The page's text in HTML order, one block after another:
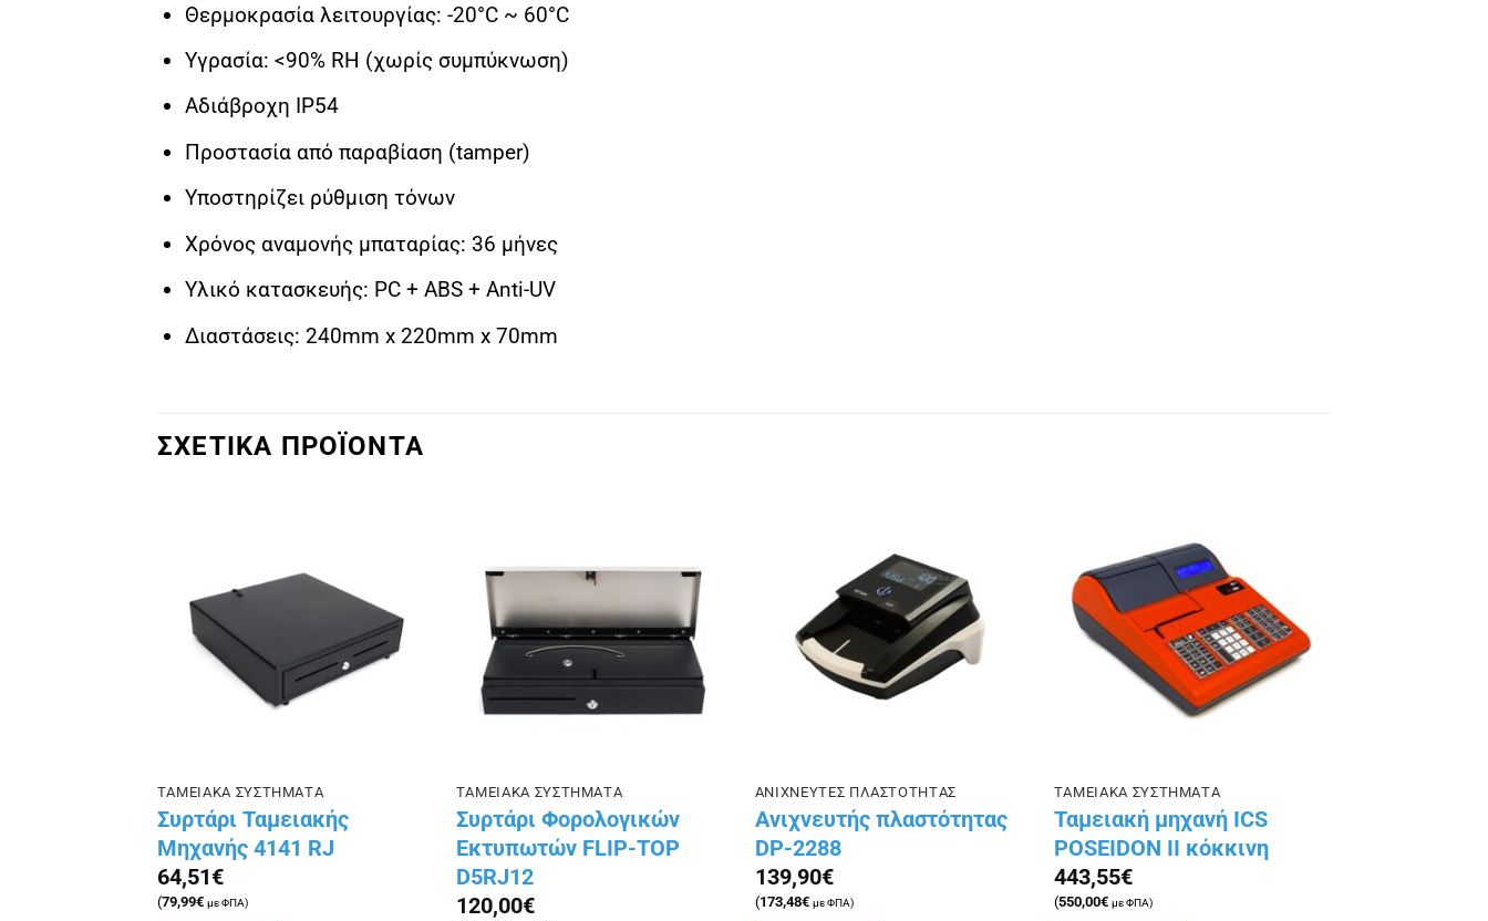
Θερμοκρασία λειτουργίας: -20°C ~ 60°C
Υγρασία: <90% RH (χωρίς συμπύκνωση)
Αδιάβροχη IP54
Προστασία από παραβίαση (tamper)
Υποστηρίζει ρύθμιση τόνων
Χρόνος αναμονής μπαταρίας: 36 μήνες
Υλικό κατασκευής: PC + ABS + Anti-UV
Διαστάσεις: 240mm x 220mm x 70mm
ΣΧΕΤΙΚΑ ΠΡΟΪΟΝΤΑ
επιθυμιών
ΤΑΜΕΙΑΚΑ ΣΥΣΤΗΜΑΤΑ
Συρτάρι Ταμειακής
Μηχανής 4141 RJ
64,51€
(79,99€ με ΦΠΑ)
Πρόσθήκη
στην λίστα
επιθυμιών
ΤΑΜΕΙΑΚΑ ΣΥΣΤΗΜΑΤΑ
Συρτάρι Φορολογικών
Εκτυπωτών FLIP-TOP
D5RJ12
120,00€
στην λίστα
επιθυμιών
ΑΝΙΧΝΕΥΤΕΣ ΠΛΑΣΤΟΤΗΤΑΣ
Ανιχνευτής πλαστότητας
DP-2288
139,90€
(173,48€ με ΦΠΑ)
στην λίστα
επιθυμιών
ΤΑΜΕΙΑΚΑ ΣΥΣΤΗΜΑΤΑ
Ταμειακή μηχανή ICS
POSEIDON II κόκκινη
443,55€
(550,00€ με ΦΠΑ)